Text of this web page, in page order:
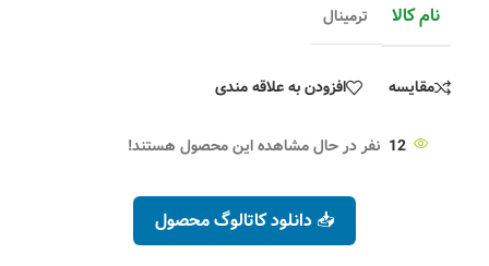
نام کالا ترمینال
مقایسه افزودن به علاقه مندی
12 نفر در حال مشاهده این محصول هستند!
📥 دانلود کاتالوگ محصول